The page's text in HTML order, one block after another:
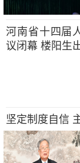
河南省十四届
议闭幕 楼阳生
坚定制度自信